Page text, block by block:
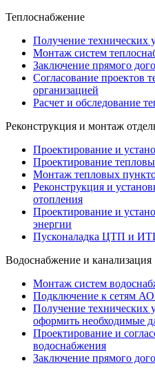
Теплоснабжение
Получение
Монтаж систем
Заключение прямого
Согласование проектов
организацией
Расчет и обследование
Реконструкция и монтаж
Проектирование и
Проектирование
Монтаж тепловых
Реконструкция и
отопления
Проектирование и
энергии
Пусконаладка ЦТП и
Водоснабжение и канализация
Монтаж систем
Подключение к сетям
Получение технических
оформить необходимые
Проектирование и
водоснабжения
Заключение прямого